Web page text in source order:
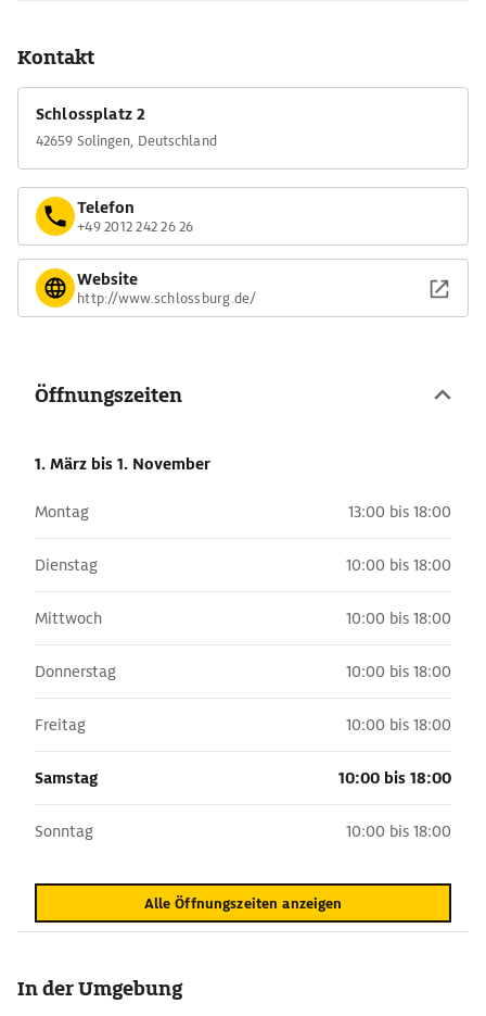
Kontakt
Schlossplatz 2
42659 Solingen, Deutschland
Telefon
+49 2012 242 26 26
Website
http://www.schlossburg.de/
Öffnungszeiten
1. März bis 1. November
Montag 13:00 bis 18:00
Dienstag 10:00 bis 18:00
Mittwoch 10:00 bis 18:00
Donnerstag 10:00 bis 18:00
Freitag 10:00 bis 18:00
Samstag 10:00 bis 18:00
Sonntag 10:00 bis 18:00
Alle Öffnungszeiten anzeigen
In der Umgebung